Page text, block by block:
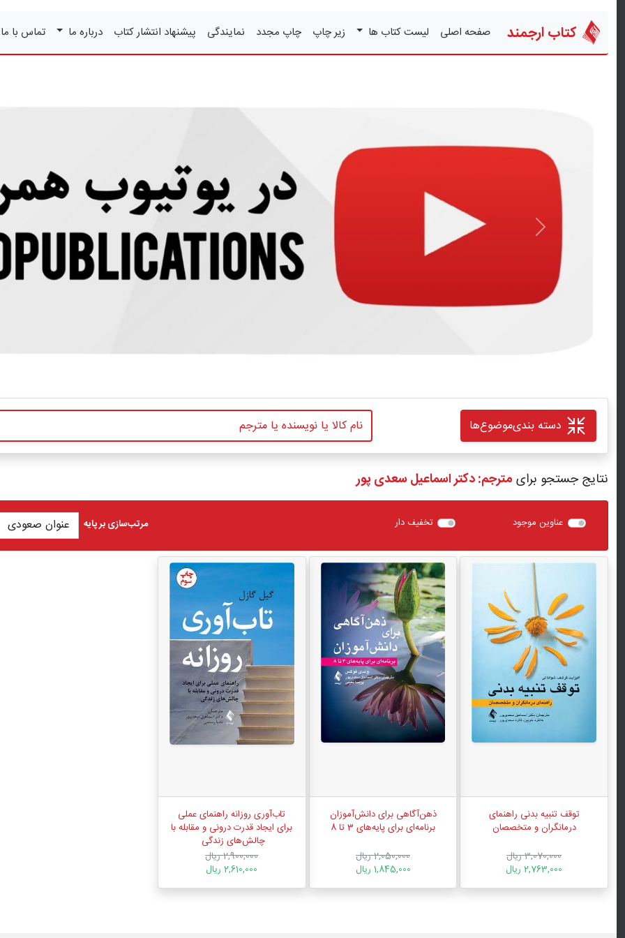
کتاب ارجمند صفحه اصلی لیست کتاب ها زیر چاپ چاپ مجدد نمایندگی پیشنهاد انتشار کتاب درباره ما تماس با
قبلی
دسته بندیموضوع‌ها
نتایج جستجو برای مترجم: دکتر اسماعیل سعدی پور
عناوین موجود تخفیف دار مرتب‌سازی بر پایه
توقف تنبیه بدنی راهنمای
درمانگران و متخصصان
3,070,000 ریال
2,763,000 ریال
ذهن‌آگاهی برای دانش‌آموزان
برنامه‌ای برای پایه‌های 3 تا 8
2,050,000 ریال
1,845,000 ریال
تاب‌آوری روزانه راهنمای عملی
برای ایجاد قدرت درونی و مقابله با
‏چالش‌های زندگی ‏
2,900,000 ریال
2,610,000 ریال